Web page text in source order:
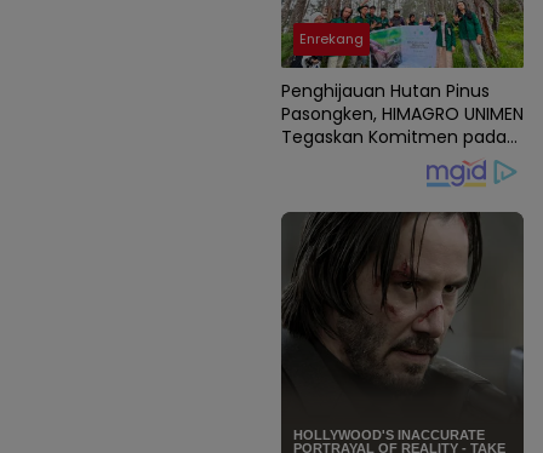
Enrekang
Penghijauan Hutan Pinus
Pasongken, HIMAGRO UNIMEN
Tegaskan Komitmen pada